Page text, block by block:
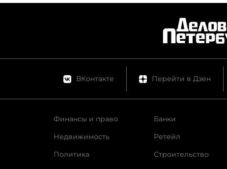
ВКонтакте Перейти в Дзен
Финансы и право
Недвижимость
Политика
Банки
Ретейл
Строительство